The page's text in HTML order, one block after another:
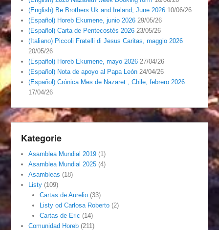
(English) Be Brothers Uk and Ireland, June 2026 10/06/26
(Español) Horeb Ekumene, junio 2026 29/05/26
(Español) Carta de Pentecostés 2026 23/05/26
(Italiano) Piccoli Fratelli di Jesus Caritas, maggio 2026
20/05/26
(Español) Horeb Ekumene, mayo 2026 27/04/26
(Español) Nota de apoyo al Papa León 24/04/26
(Español) Crónica Mes de Nazaret , Chile, febrero 2026
17/04/26
Kategorie
Asamblea Mundial 2019 (1)
Asamblea Mundial 2025 (4)
Asambleas (18)
Listy (109)
Cartas de Aurelio(33)
Listy od Carlosa Roberto(2)
Cartas de Eric (14)
Comunidad Horeb (211)